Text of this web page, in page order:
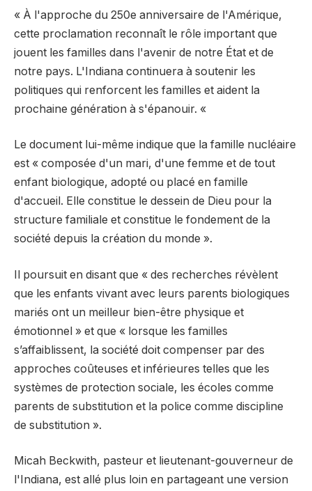
« À l'approche du 250e anniversaire de l'Amérique,
cette proclamation reconnaît le rôle important que
jouent les familles dans l'avenir de notre État et de
notre pays. L'Indiana continuera à soutenir les
politiques qui renforcent les familles et aident la
prochaine génération à s'épanouir. «
Le document lui-même indique que la famille nucléaire
est « composée d'un mari, d'une femme et de tout
enfant biologique, adopté ou placé en famille
d'accueil. Elle constitue le dessein de Dieu pour la
structure familiale et constitue le fondement de la
société depuis la création du monde ».
Il poursuit en disant que « des recherches révèlent
que les enfants vivant avec leurs parents biologiques
mariés ont un meilleur bien-être physique et
émotionnel » et que « lorsque les familles
s’affaiblissent, la société doit compenser par des
approches coûteuses et inférieures telles que les
systèmes de protection sociale, les écoles comme
parents de substitution et la police comme discipline
de substitution ».
Micah Beckwith, pasteur et lieutenant-gouverneur de
l'Indiana, est allé plus loin en partageant une version